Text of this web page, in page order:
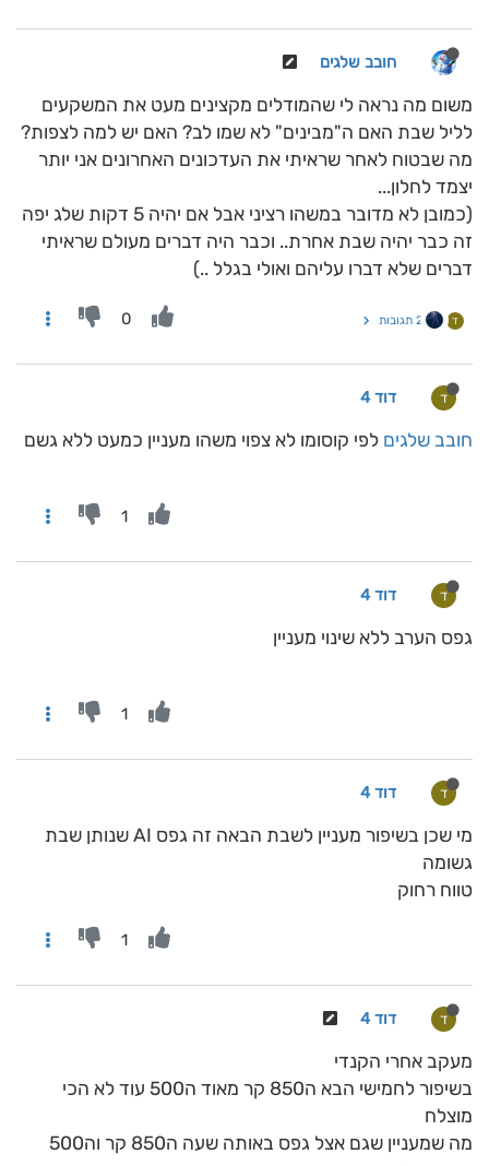
חובב שלגים
משום מה נראה לי שהמודלים מקצינים מעט את המשקעים
לליל שבת האם ה"מבינים" לא שמו לב? האם יש למה לצפות?
מה שבטוח לאחר שראיתי את העדכונים האחרונים אני יותר
יצמד לחלון...
(כמובן לא מדובר במשהו רציני אבל אם יהיה 5 דקות שלג יפה
זה כבר יהיה שבת אחרת.. וכבר היה דברים מעולם שראיתי
דברים שלא דברו עליהם ואולי בגלל ..)
ד 2 תגובות 0
ד דוד 4
חובב שלגים לפי קוסומו לא צפוי משהו מעניין כמעט ללא גשם
1
ד דוד 4
גפס הערב ללא שינוי מעניין
1
ד דוד 4
מי שכן בשיפור מעניין לשבת הבאה זה גפס AI שנותן שבת
גשומה
טווח רחוק
1
ד דוד 4
מעקב אחרי הקנדי
בשיפור לחמישי הבא ה850 קר מאוד ה500 עוד לא הכי
מוצלח
מה שמעניין שגם אצל גפס באותה שעה ה850 קר וה500